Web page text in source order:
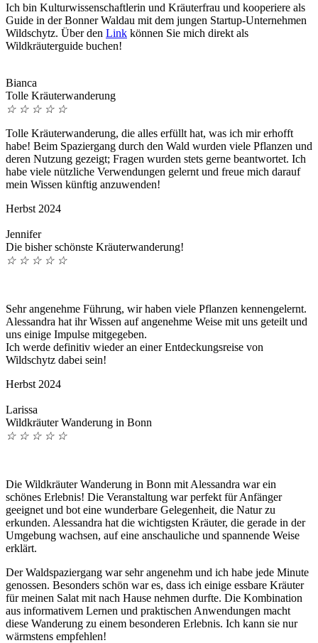
Ich bin Kulturwissenschaftlerin und Kräuterfrau und kooperiere als
Guide in der Bonner Waldau mit dem jungen Startup-Unternehmen
Wildschytz. Über den Link können Sie mich direkt als
Wildkräuterguide buchen!
Bianca
Tolle Kräuterwanderung
☆ ☆ ☆ ☆ ☆
Tolle Kräuterwanderung, die alles erfüllt hat, was ich mir erhofft
habe! Beim Spaziergang durch den Wald wurden viele Pflanzen und
deren Nutzung gezeigt; Fragen wurden stets gerne beantwortet. Ich
habe viele nützliche Verwendungen gelernt und freue mich darauf
mein Wissen künftig anzuwenden!
Herbst 2024
Jennifer
Die bisher schönste Kräuterwanderung!
☆ ☆ ☆ ☆ ☆
Sehr angenehme Führung, wir haben viele Pflanzen kennengelernt.
Alessandra hat ihr Wissen auf angenehme Weise mit uns geteilt und
uns einige Impulse mitgegeben.
Ich werde definitiv wieder an einer Entdeckungsreise von
Wildschytz dabei sein!
Herbst 2024
Larissa
Wildkräuter Wanderung in Bonn
☆ ☆ ☆ ☆ ☆
Die Wildkräuter Wanderung in Bonn mit Alessandra war ein
schönes Erlebnis! Die Veranstaltung war perfekt für Anfänger
geeignet und bot eine wunderbare Gelegenheit, die Natur zu
erkunden. Alessandra hat die wichtigsten Kräuter, die gerade in der
Umgebung wachsen, auf eine anschauliche und spannende Weise
erklärt.
Der Waldspaziergang war sehr angenehm und ich habe jede Minute
genossen. Besonders schön war es, dass ich einige essbare Kräuter
für meinen Salat mit nach Hause nehmen durfte. Die Kombination
aus informativem Lernen und praktischen Anwendungen macht
diese Wanderung zu einem besonderen Erlebnis. Ich kann sie nur
wärmstens empfehlen!